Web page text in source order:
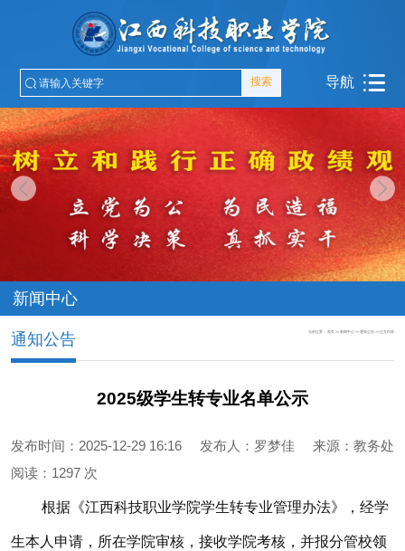
搜索 导航
新闻中心
通知公告 当前位置： 首页>> 新闻中心>> 通知公告>> 正文内容
2025级学生转专业名单公示
发布时间：2025-12-29 16:16 发布人：罗梦佳
来源：教务处
阅读： 1297 次
根据《江西科技职业学院学生转专业管理办法》，经学
生本人申请，所在学院审核，接收学院考核，并报分管校领